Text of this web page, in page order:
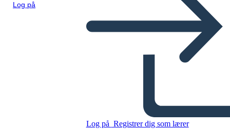
Log på
Log på Registrer dig som lærer
Personaggi di One Crazy
Summer